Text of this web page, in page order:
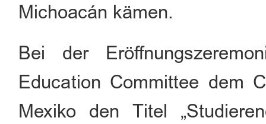
Michoacán kämen.
Bei der
Education Committee dem
Mexiko den Titel